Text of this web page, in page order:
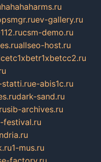
hahahaharms.ru
ev-gallery.ru
csm-demo.ru
allseo-host.ru
e-abis1c.ru
dark-sand.ru
sib-archives.ru
festival.ru
1-mus.ru